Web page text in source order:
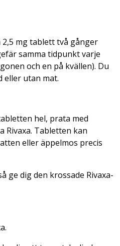
2,5 mg tablett två gånger
samma tidpunkt varje
och en på kvällen). Du
eller utan mat.
hel, prata med
Rivaxa. Tabletten kan
eller äppelmos precis
ge dig den krossade Rivaxa-